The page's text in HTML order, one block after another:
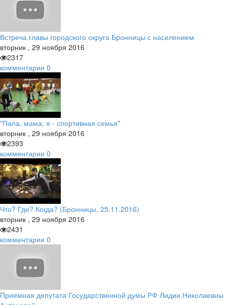
Встреча главы городского округа Бронницы с населением
вторник , 29 ноября 2016
2317
комментарии 0
"Папа, мама, я - спортивная семья"
вторник , 29 ноября 2016
2393
комментарии 0
Что? Где? Когда? (Бронницы, 25.11.2016)
вторник , 29 ноября 2016
2431
комментарии 0
Приемная депутата Государственной думы РФ Лидии Николаевны